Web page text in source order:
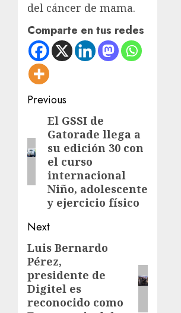
del cáncer de mama.
Comparte en tus redes
Post
navigation
Previous
Previous
post:
El GSSI de
Gatorade llega a
su edición 30 con
el curso
internacional
Niño, adolescente
y ejercicio físico
Next
Next
post:
Luis Bernardo
Pérez,
presidente de
Digitel es
reconocido como